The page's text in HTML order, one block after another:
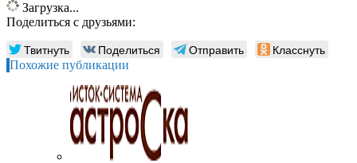
Загрузка...
Поделиться с друзьями:
Твитнуть Поделиться Отправить Класснуть
Похожие публикации